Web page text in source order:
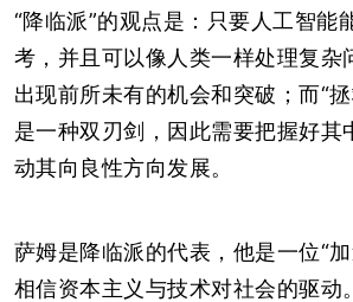
“降临派”的观点是：只要人工智能
考，并且可以像人类一样处理复杂
出现前所未有的机会和突破；而“
是一种双刃剑，因此需要把握好其
动其向良性方向发展。
萨姆是降临派的代表，他是一位“
相信资本主义与技术对社会的驱动